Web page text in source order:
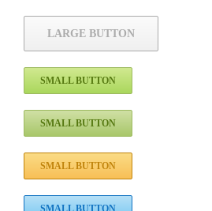
LARGE BUTTON
SMALL BUTTON
SMALL BUTTON
SMALL BUTTON
SMALL BUTTON